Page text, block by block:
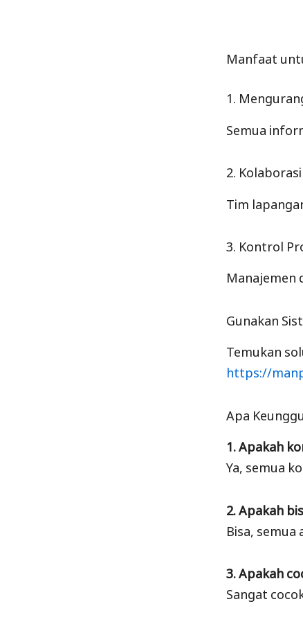
Manfaat
1.
Semua
2.
Tim
3. Kontrol
Manajemen
Gunakan
Temukan
https://
Apa
1. Apakah
Ya, semua
2. Apakah
Bisa,
3. Apakah
Sangat